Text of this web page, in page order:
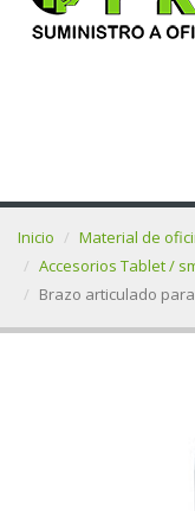
Inicio
Material de
Accesorios Tablet /
Brazo articulado